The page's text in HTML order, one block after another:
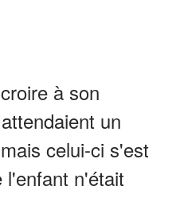
à son
un
celui-ci s'est
l'enfant n'était